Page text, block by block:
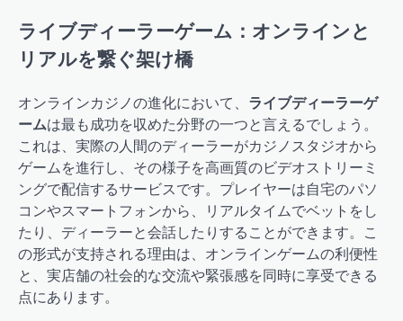
ライブディーラーゲーム：オンラインと
リアルを繋ぐ架け橋
オンラインカジノの進化において、 ライブディーラーゲ
ームは最も成功を収めた分野の一つと言えるでしょう。
これは、実際の人間のディーラーがカジノスタジオから
ゲームを進行し、その様子を高画質のビデオストリーミ
ングで配信するサービスです。プレイヤーは自宅のパソ
コンやスマートフォンから、リアルタイムでベットをし
たり、ディーラーと会話したりすることができます。こ
の形式が支持される理由は、オンラインゲームの利便性
と、実店舗の社会的な交流や緊張感を同時に享受できる
点にあります。